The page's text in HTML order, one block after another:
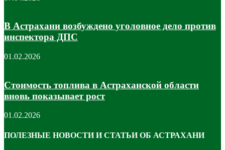
В Астрахани возбуждено уголовное дело против
инспектора ДПС
01.02.2026
Стоимость топлива в Астраханской области
вновь показывает рост
01.02.2026
ПОЛЕЗНЫЕ НОВОСТИ И СТАТЬИ ОБ АСТРАХАНИ